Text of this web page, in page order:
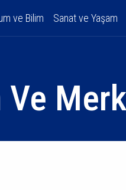
ve Bilim Sanat ve Yaşam
Ve